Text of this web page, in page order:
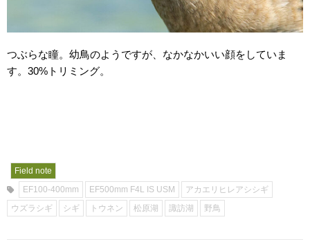
つぶらな瞳。幼鳥のようですが、なかなかいい顔をしていま
す。30%トリミング。
Field note
EF100-400mm
EF500mm F4L IS USM
アカエリヒレアシシギ
ウズラシギ
シギ トウネン 松原湖 諏訪湖 野鳥